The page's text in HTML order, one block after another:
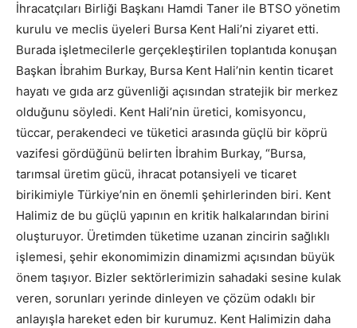
İhracatçıları Birliği Başkanı Hamdi Taner ile BTSO yönetim
kurulu ve meclis üyeleri Bursa Kent Hali’ni ziyaret etti.
Burada işletmecilerle gerçekleştirilen toplantıda konuşan
Başkan İbrahim Burkay, Bursa Kent Hali’nin kentin ticaret
hayatı ve gıda arz güvenliği açısından stratejik bir merkez
olduğunu söyledi. Kent Hali’nin üretici, komisyoncu,
tüccar, perakendeci ve tüketici arasında güçlü bir köprü
vazifesi gördüğünü belirten İbrahim Burkay, “Bursa,
tarımsal üretim gücü, ihracat potansiyeli ve ticaret
birikimiyle Türkiye’nin en önemli şehirlerinden biri. Kent
Halimiz de bu güçlü yapının en kritik halkalarından birini
oluşturuyor. Üretimden tüketime uzanan zincirin sağlıklı
işlemesi, şehir ekonomimizin dinamizmi açısından büyük
önem taşıyor. Bizler sektörlerimizin sahadaki sesine kulak
veren, sorunları yerinde dinleyen ve çözüm odaklı bir
anlayışla hareket eden bir kurumuz. Kent Halimizin daha